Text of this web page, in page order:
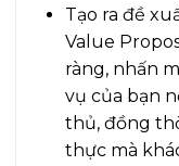
Tạo ra đề
Value
ràng, nhấn
vụ của bạn
thủ, đồng
thực mà